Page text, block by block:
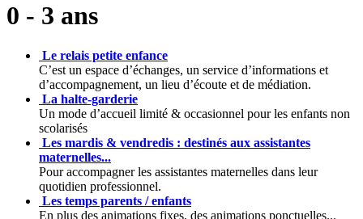
0 - 3 ans
Le relais petite enfance
C’est un espace d’échanges, un service d’informations et
d’accompagnement, un lieu d’écoute et de médiation.
La halte-garderie
Un mode d’accueil limité & occasionnel pour les enfants non
scolarisés
Les mardis & vendredis : destinés aux assistantes
maternelles...
Pour accompagner les assistantes maternelles dans leur
quotidien professionnel.
Les temps parents / enfants
En plus des animations fixes, des animations ponctuelles...